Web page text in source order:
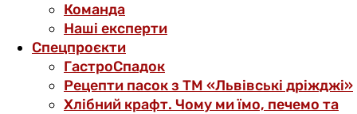
Команда
Наші експерти
Спецпроєкти
ГастроСпадок
Рецепти пасок з ТМ «Львівські дріжджі»
Хлібний крафт. Чому ми їмо, печемо та